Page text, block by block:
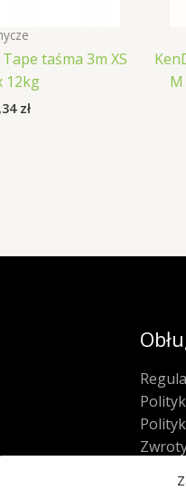
taśma 3m XS
12kg
zł